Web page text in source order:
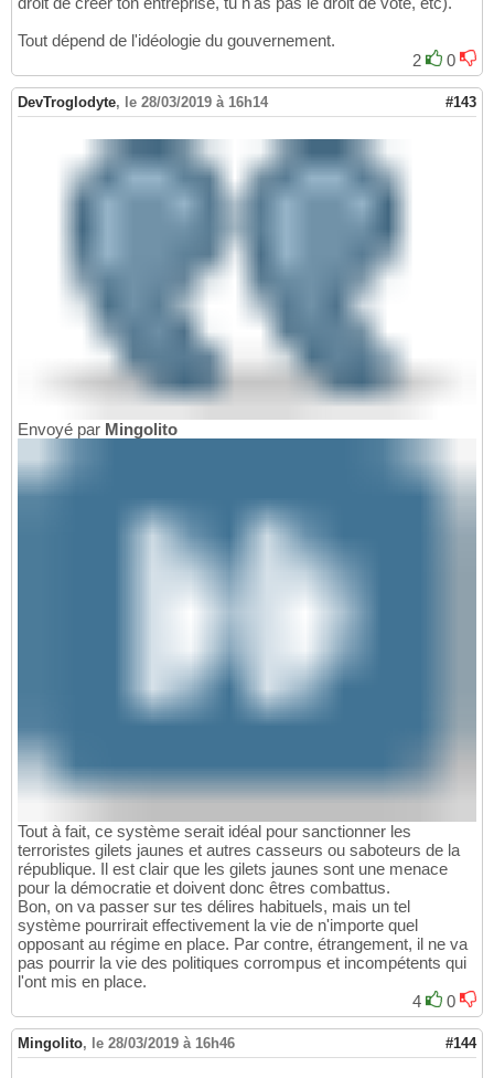
Tout dépend de l'idéologie du gouvernement.
2
0
DevTroglodyte, le 28/03/2019 à 16h14 #143
Envoyé par Mingolito
Tout à fait, ce système serait idéal pour sanctionner les
terroristes gilets jaunes et autres casseurs ou saboteurs de la
république. Il est clair que les gilets jaunes sont une menace
pour la démocratie et doivent donc êtres combattus.
Bon, on va passer sur tes délires habituels, mais un tel
système pourrirait effectivement la vie de n'importe quel
opposant au régime en place. Par contre, étrangement, il ne va
pas pourrir la vie des politiques corrompus et incompétents qui
l'ont mis en place.
4
0
Mingolito, le 28/03/2019 à 16h46 #144